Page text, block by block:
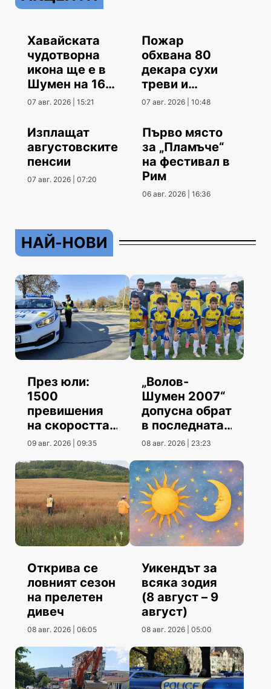
Хавайската
чудотворна
икона ще е в
Шумен на 16
август
07 авг. 2026 | 15:21
Пожар
обхвана 80
декара сухи
треви и
храсти
07 авг. 2026 | 10:48
Изплащат
августовските
пенсии
07 авг. 2026 | 07:20
Първо място
за „Пламъче“
на фестивал в
Рим
06 авг. 2026 | 16:36
НАЙ-НОВИ
През юли:
1500
превишения
на скоростта
повече от юни
09 авг. 2026 | 09:35
„Волов-
Шумен 2007“
допусна обрат
в последната
контрола
08 авг. 2026 | 23:23
Открива се
ловният сезон
на прелетен
дивеч
08 авг. 2026 | 06:05
Уикендът за
всяка зодия
(8 август – 9
август)
08 авг. 2026 | 05:00